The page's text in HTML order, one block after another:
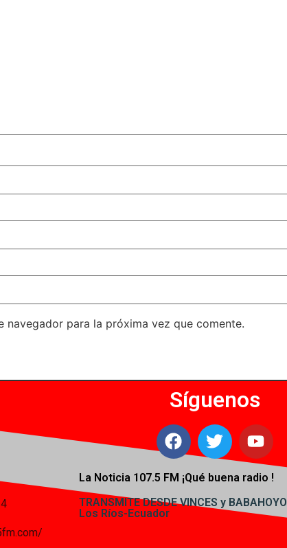
para la próxima vez que comente.
Síguenos
La Noticia 107.5 FM ¡Qué buena radio !
TRANSMITE DESDE VINCES y BABAHOYO
Los Ríos-Ecuador